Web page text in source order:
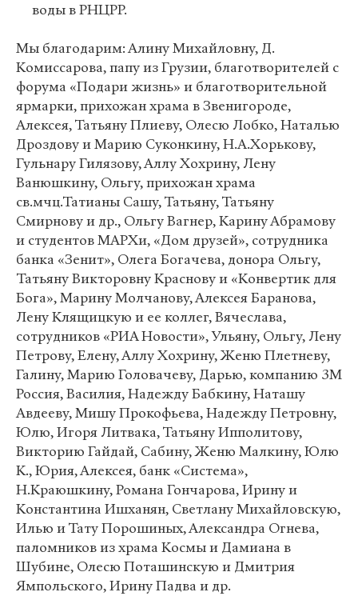
воды в РНЦРР.
Мы благодарим: Алину Михайловну, Д.
Комиссарова, папу из Грузии, благотворителей с
форума «Подари жизнь» и благотворительной
ярмарки, прихожан храма в Звенигороде,
Алексея, Татьяну Плиеву, Олесю Лобко, Наталью
Дроздову и Марию Суконкину, Н.А.Хорькову,
Гульнару Гилязову, Аллу Хохрину, Лену
Ванюшкину, Ольгу, прихожан храма
св.мчц.Татианы Сашу, Татьяну, Татьяну
Смирнову и др., Ольгу Вагнер, Карину Абрамову
и студентов МАРХи, «Дом друзей», сотрудника
банка «Зенит», Олега Богачева, донора Ольгу,
Татьяну Викторовну Краснову и «Конвертик для
Бога», Марину Молчанову, Алексея Баранова,
Лену Клящицкую и ее коллег, Вячеслава,
сотрудников «РИА Новости», Ульяну, Ольгу, Лену
Петрову, Елену, Аллу Хохрину, Женю Плетневу,
Галину, Марию Головачеву, Дарью, компанию 3М
Россия, Василия, Надежду Бабкину, Наташу
Авдееву, Мишу Прокофьева, Надежду Петровну,
Юлю, Игоря Литвака, Татьяну Ипполитову,
Викторию Гайдай, Сабину, Женю Малкину, Юлю
К., Юрия, Алексея, банк «Система»,
Н.Краюшкину, Романа Гончарова, Ирину и
Константина Ишханян, Светлану Михайловскую,
Илью и Тату Порошиных, Александра Огнева,
паломников из храма Космы и Дамиана в
Шубине, Олесю Поташинскую и Дмитрия
Ямпольского, Ирину Падва и др.